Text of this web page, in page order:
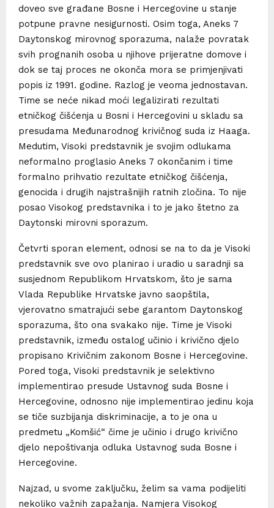
doveo sve građane Bosne i Hercegovine u stanje
potpune pravne nesigurnosti. Osim toga, Aneks 7
Daytonskog mirovnog sporazuma, nalaže povratak
svih prognanih osoba u njihove prijeratne domove i
dok se taj proces ne okonča mora se primjenjivati
popis iz 1991. godine. Razlog je veoma jednostavan.
Time se neće nikad moći legalizirati rezultati
etničkog čišćenja u Bosni i Hercegovini u skladu sa
presudama Međunarodnog krivičnog suda iz Haaga.
Medutim, Visoki predstavnik je svojim odlukama
neformalno proglasio Aneks 7 okončanim i time
formalno prihvatio rezultate etničkog čišćenja,
genocida i drugih najstrašnijih ratnih zločina. To nije
posao Visokog predstavnika i to je jako štetno za
Daytonski mirovni sporazum.
Četvrti sporan element, odnosi se na to da je Visoki
predstavnik sve ovo planirao i uradio u saradnji sa
susjednom Republikom Hrvatskom, što je sama
Vlada Republike Hrvatske javno saopštila,
vjerovatno smatrajući sebe garantom Daytonskog
sporazuma, što ona svakako nije. Time je Visoki
predstavnik, između ostalog učinio i krivično djelo
propisano Krivičnim zakonom Bosne i Hercegovine.
Pored toga, Visoki predstavnik je selektivno
implementirao presude Ustavnog suda Bosne i
Hercegovine, odnosno nije implementirao jedinu koja
se tiče suzbijanja diskriminacije, a to je ona u
predmetu „Komšić“ čime je učinio i drugo krivično
djelo nepoštivanja odluka Ustavnog suda Bosne i
Hercegovine.
Najzad, u svome zaključku, želim sa vama podijeliti
nekoliko važnih zapažanja. Namjera Visokog